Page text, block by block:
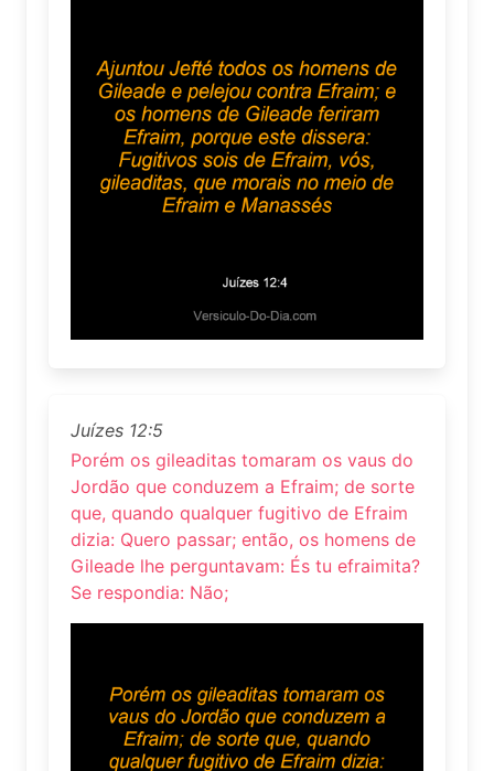
Juízes 12:5
Porém os gileaditas tomaram os vaus do
Jordão que conduzem a Efraim; de sorte
que, quando qualquer fugitivo de Efraim
dizia: Quero passar; então, os homens de
Gileade lhe perguntavam: És tu efraimita?
Se respondia: Não;